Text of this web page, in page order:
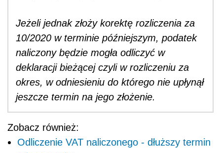
Jeżeli jednak złoży korektę rozliczenia za
10/2020 w terminie późniejszym, podatek
naliczony będzie mogła odliczyć w
deklaracji bieżącej czyli w rozliczeniu za
okres, w odniesieniu do którego nie upłynął
jeszcze termin na jego złożenie.
Zobacz również:
Odliczenie VAT naliczonego - dłuższy termin